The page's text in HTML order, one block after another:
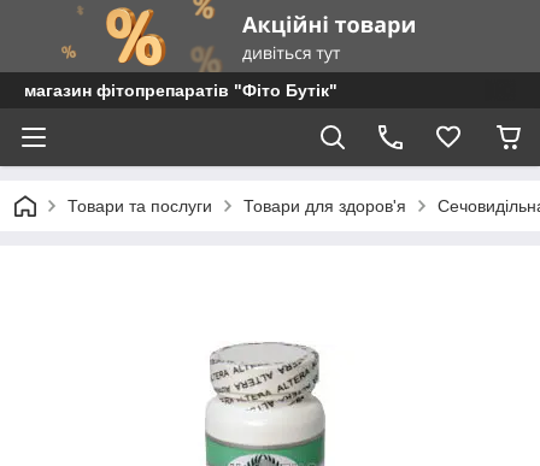
магазин фітопрепаратів "Фіто Бутік"
Товари та послуги Товари для здоров'я